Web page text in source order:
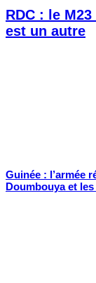
RDC : le
est un autre
Guinée : l’armée
Doumbouya et